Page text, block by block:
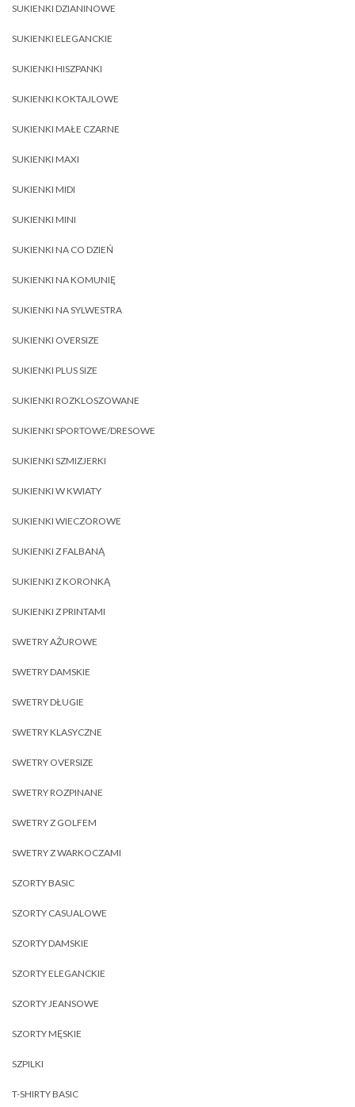
SUKIENKI DZIANINOWE
SUKIENKI ELEGANCKIE
SUKIENKI HISZPANKI
SUKIENKI KOKTAJLOWE
SUKIENKI MAŁE CZARNE
SUKIENKI MAXI
SUKIENKI MIDI
SUKIENKI MINI
SUKIENKI NA CO DZIEŃ
SUKIENKI NA KOMUNIĘ
SUKIENKI NA SYLWESTRA
SUKIENKI OVERSIZE
SUKIENKI PLUS SIZE
SUKIENKI ROZKLOSZOWANE
SUKIENKI SPORTOWE/DRESOWE
SUKIENKI SZMIZJERKI
SUKIENKI W KWIATY
SUKIENKI WIECZOROWE
SUKIENKI Z FALBANĄ
SUKIENKI Z KORONKĄ
SUKIENKI Z PRINTAMI
SWETRY AŻUROWE
SWETRY DAMSKIE
SWETRY DŁUGIE
SWETRY KLASYCZNE
SWETRY OVERSIZE
SWETRY ROZPINANE
SWETRY Z GOLFEM
SWETRY Z WARKOCZAMI
SZORTY BASIC
SZORTY CASUALOWE
SZORTY DAMSKIE
SZORTY ELEGANCKIE
SZORTY JEANSOWE
SZORTY MĘSKIE
SZPILKI
T-SHIRTY BASIC